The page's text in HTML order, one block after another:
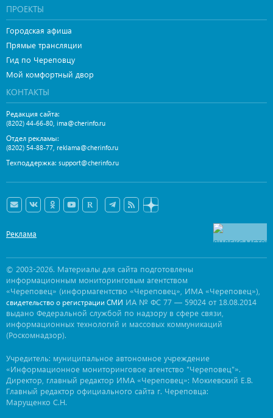
ПРОЕКТЫ
Городская афиша
Прямые трансляции
Гид по Череповцу
Мой комфортный двор
КОНТАКТЫ
Редакция сайта:
(8202) 44-66-80 ima@cherinfo.ru
Отдел рекламы:
(8202) 54-88-77 reklama@cherinfo.ru
Техподдержка: support@cherinfo.ru
Реклама
© 2003-2026. Материалы для сайта подготовлены
информационным мониторинговым агентством
«Череповец» (информагентство «Череповец», ИМА «Череповец»),
свидетельство о регистрации СМИ ИА № ФС 77 — 59024 от 18.08.2014
выдано Федеральной службой по надзору в сфере связи,
информационных технологий и массовых коммуникаций
(Роскомнадзор).
Учредитель: муниципальное автономное учреждение
«Информационное мониторинговое агентство "Череповец"».
Директор, главный редактор ИМА «Череповец»: Мокиевский Е.В.
Главный редактор официального сайта г. Череповца:
Марущенко С.Н.